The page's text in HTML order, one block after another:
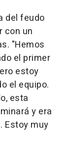
del feudo
con un
"Hemos
el primer
estoy
el equipo.
esta
y era
Estoy muy